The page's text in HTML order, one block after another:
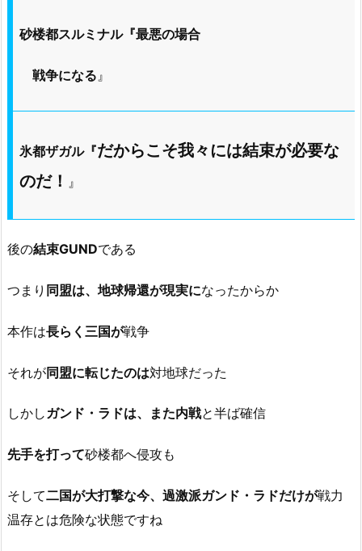
砂楼都スルミナル『最悪の場合
戦争になる 』
氷都ザガル『だからこそ我々には結束が必要な
のだ！ 』
後の結束GUNDである
つまり 同盟は、地球帰還が現実になったからか
本作は長らく三国が戦争
それが同盟に転じたのは対地球だった
しかしガンド・ラドは、また内戦と半ば確信
先手を打って砂楼都へ侵攻も
そして二国が大打撃な今、過激派ガンド・ラドだけが戦力
温存とは危険な状態ですね